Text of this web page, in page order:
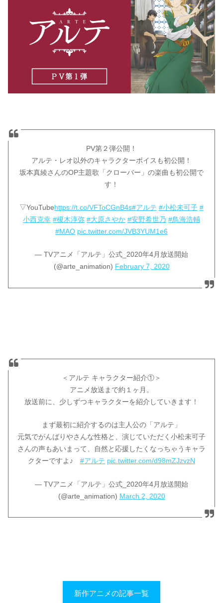
PV第２弾公開！
アルテ・レオ以外のキャラクターボイスも初公開！
坂本真綾さんのOP主題歌「クローバー」の楽曲も初公開で
す！
▽YouTubehttps://t.co/VFToCGnB4s#アルテ #小松未可子 #
小西克幸 #榎木淳弥 #大原さやか #安野希世乃 #鳥海浩輔
#MAO pic.twitter.com/JVB3YUM1e6
— TVアニメ「アルテ」公式_2020年4月放送開始
(@arte_animation) February 7, 2020
＜アルテ キャラクター紹介①＞
アニメ放送まで約１ヶ月。
放送前に、少しずつキャラクターを紹介していきます！
まず最初に紹介するのは主人公の「アルテ」
元気でがんばりやさんな性格と、演じていただく小松未可子
さんの声もあいまって、自然と応援したくなっちゃうキャラ
クターですよ♪ #アルテ pic.twitter.com/d98mZJzvzN
— TVアニメ「アルテ」公式_2020年4月放送開始
(@arte_animation) March 2, 2020
新作アニメの記事一覧